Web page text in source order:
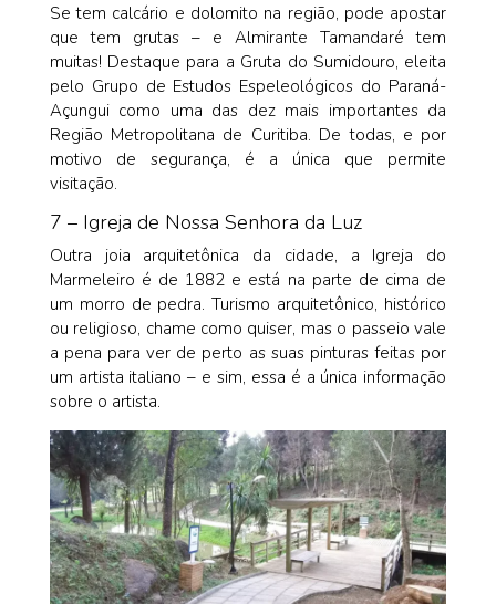
Se tem calcário e dolomito na região, pode apostar
que tem grutas – e Almirante Tamandaré tem
muitas! Destaque para a Gruta do Sumidouro, eleita
pelo Grupo de Estudos Espeleológicos do Paraná-
Açungui como uma das dez mais importantes da
Região Metropolitana de Curitiba. De todas, e por
motivo de segurança, é a única que permite
visitação.
7 – Igreja de Nossa Senhora da Luz
Outra joia arquitetônica da cidade, a Igreja do
Marmeleiro é de 1882 e está na parte de cima de
um morro de pedra. Turismo arquitetônico, histórico
ou religioso, chame como quiser, mas o passeio vale
a pena para ver de perto as suas pinturas feitas por
um artista italiano – e sim, essa é a única informação
sobre o artista.